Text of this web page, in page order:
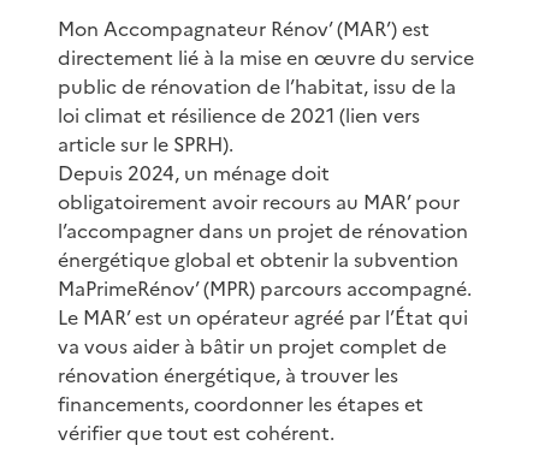
Mon Accompagnateur Rénov’ (MAR’) est
directement lié à la mise en œuvre du service
public de rénovation de l’habitat, issu de la
loi climat et résilience de 2021 (lien vers
article sur le SPRH).
Depuis 2024, un ménage doit
obligatoirement avoir recours au MAR’ pour
l’accompagner dans un projet de rénovation
énergétique global et obtenir la subvention
MaPrimeRénov’ (MPR) parcours accompagné.
Le MAR’ est un opérateur agréé par l’État qui
va vous aider à bâtir un projet complet de
rénovation énergétique, à trouver les
financements, coordonner les étapes et
vérifier que tout est cohérent.